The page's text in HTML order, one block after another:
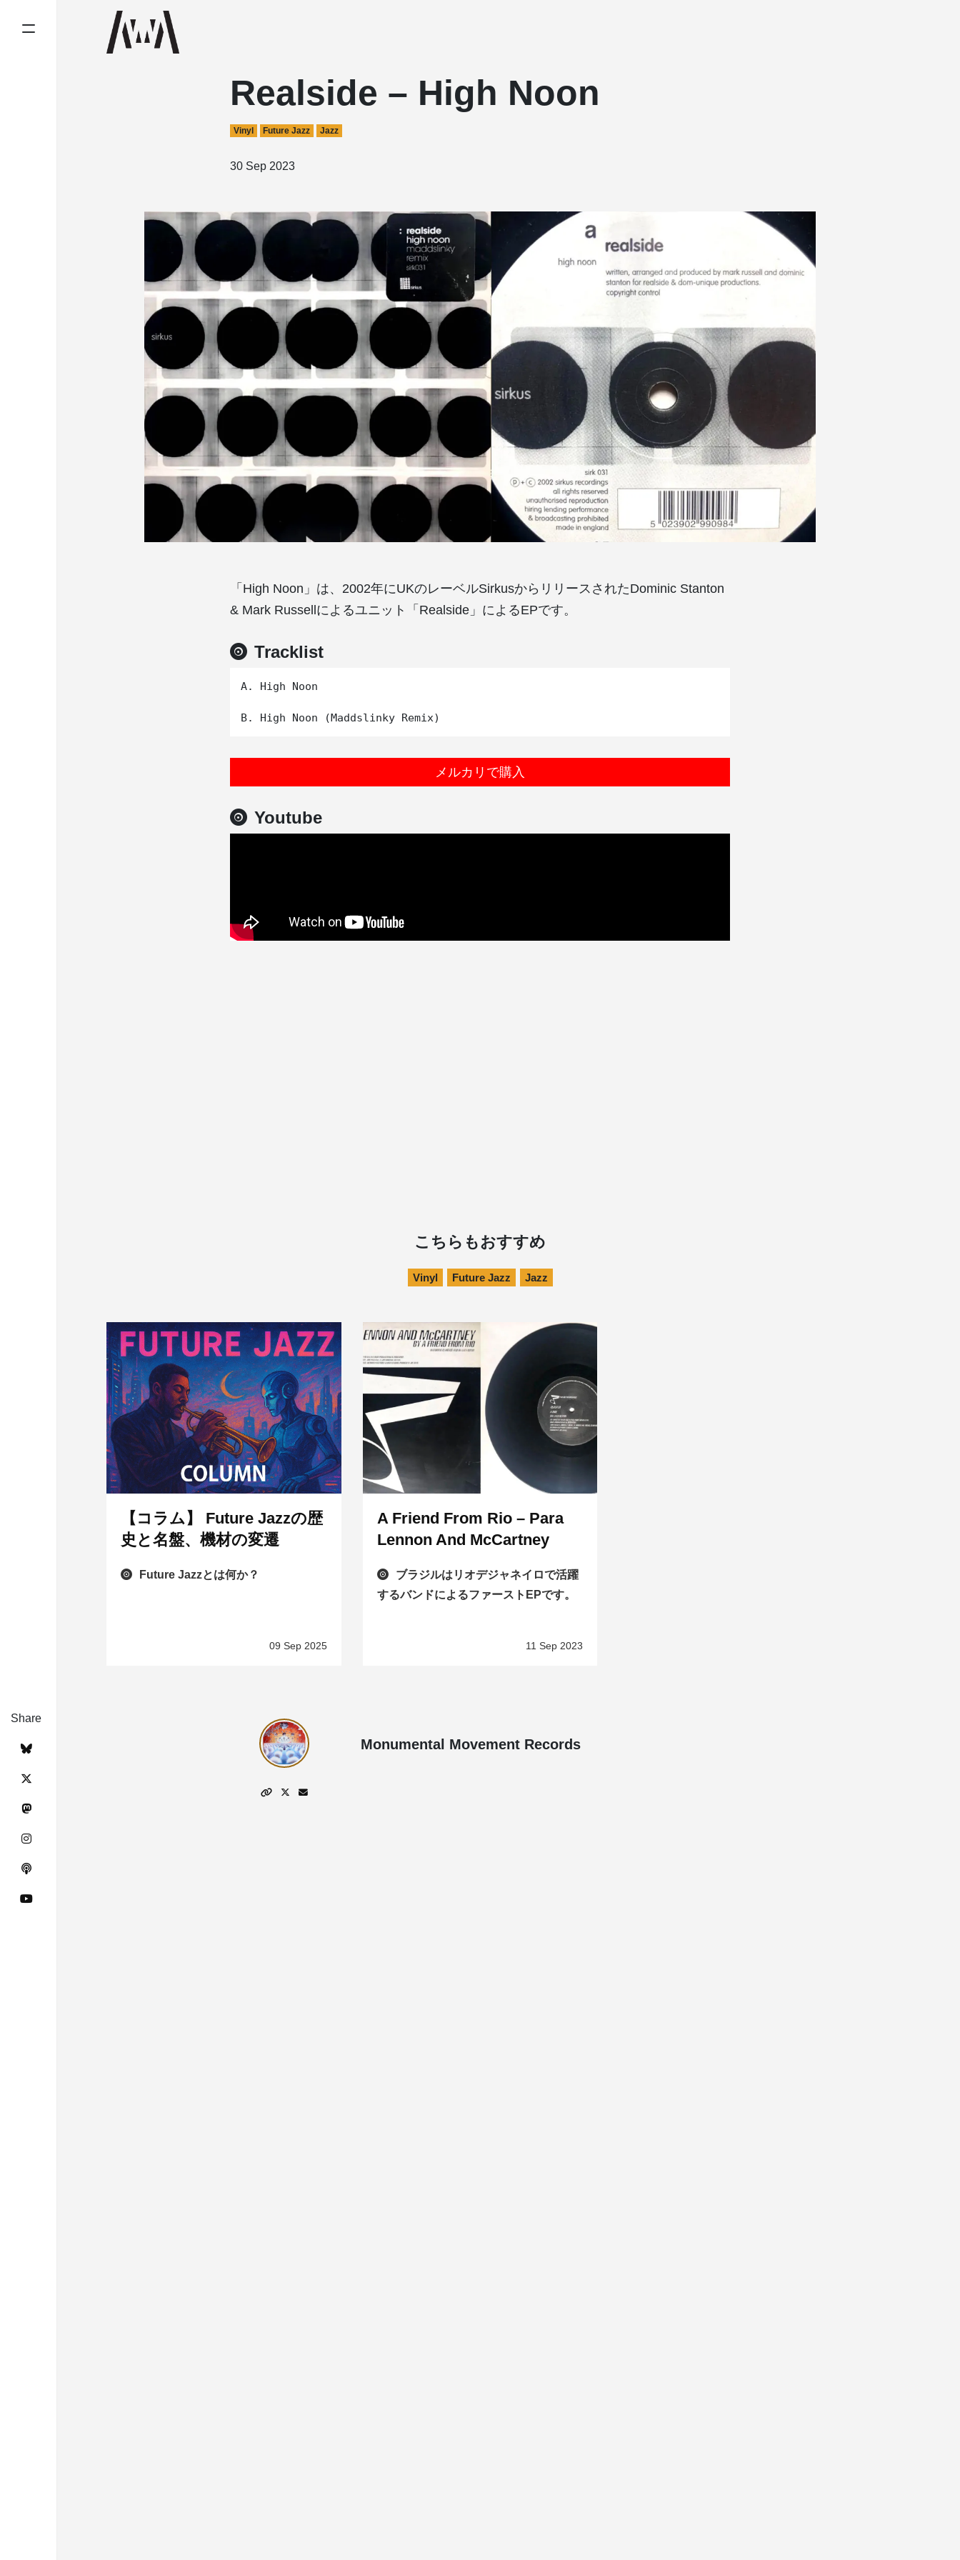
Realside – High Noon
Vinyl Future Jazz Jazz
30 Sep 2023
「High Noon」は、2002年にUKのレーベルSirkusからリリースされたDominic Stanton
& Mark Russellによるユニット「Realside」によるEPです。
Tracklist
A. High Noon
メルカリで購入
Youtube
Share
こちらもおすすめ
Vinyl Future Jazz Jazz
【コラム】 Future Jazzの歴
史と名盤、機材の変遷
Future Jazzとは何か？
09 Sep 2025
A Friend From Rio – Para
Lennon And McCartney
ブラジルはリオデジャネイロで活躍
するバンドによるファーストEPです。
11 Sep 2023
Monumental Movement Records